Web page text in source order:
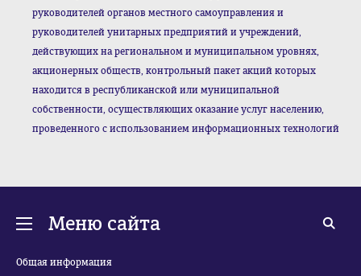
руководителей органов местного самоуправления и
руководителей унитарных предприятий и учреждений,
действующих на региональном и муниципальном уровнях,
акционерных обществ, контрольный пакет акций которых
находится в республиканской или муниципальной
собственности, осуществляющих оказание услуг населению,
проведенного с использованием информационных технологий
Меню сайта
Общая информация